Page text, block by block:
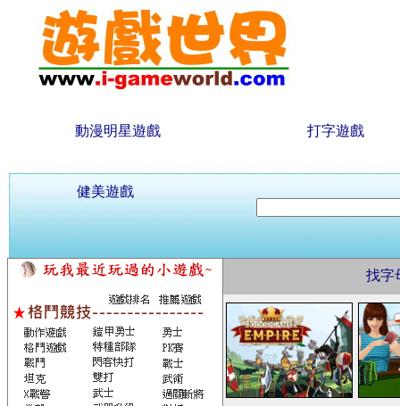
動漫明星遊戲 打字遊戲
健美遊戲
找字